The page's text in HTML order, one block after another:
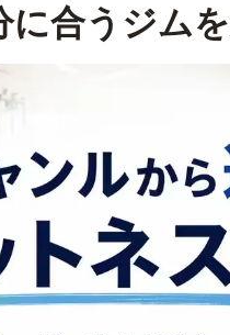
合うジム